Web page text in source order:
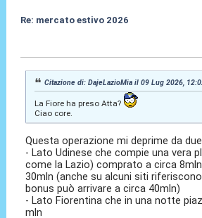
Re: mercato estivo 2026
Citazione di: DajeLazioMia il 09 Lug 2026,
La Fiore ha preso Atta?
Ciao core.
Questa operazione mi deprime da
- Lato Udinese che compie una vera
come la Lazio) comprato a circa
30mln (anche su alcuni siti
bonus può arrivare a circa 40mln)
- Lato Fiorentina che in una notte
mln